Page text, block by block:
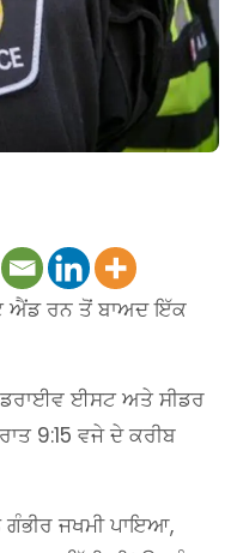
ਐਂਡ ਰਨ ਤੋਂ ਬਾਅਦ ਇੱਕ
ਈਸਟ ਅਤੇ ਸੀਡਰ
​​9:15 ਵਜੇ ਦੇ ਕਰੀਬ
ਗੰਭੀਰ ਜਖਮੀ ਪਾਇਆ,